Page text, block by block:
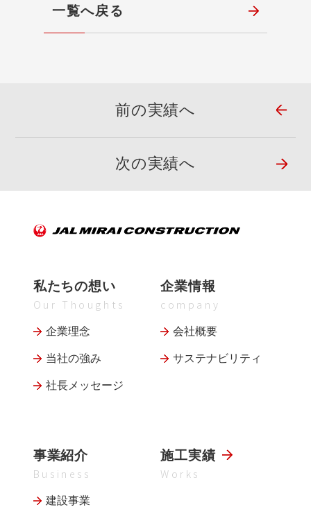
一覧へ戻る
前の実績へ
次の実績へ
私たちの想い
Our Thoughts
企業理念
当社の強み
社長メッセージ
企業情報
company
会社概要
サステナビリティ
事業紹介
Business
建設事業
施工実績
Works